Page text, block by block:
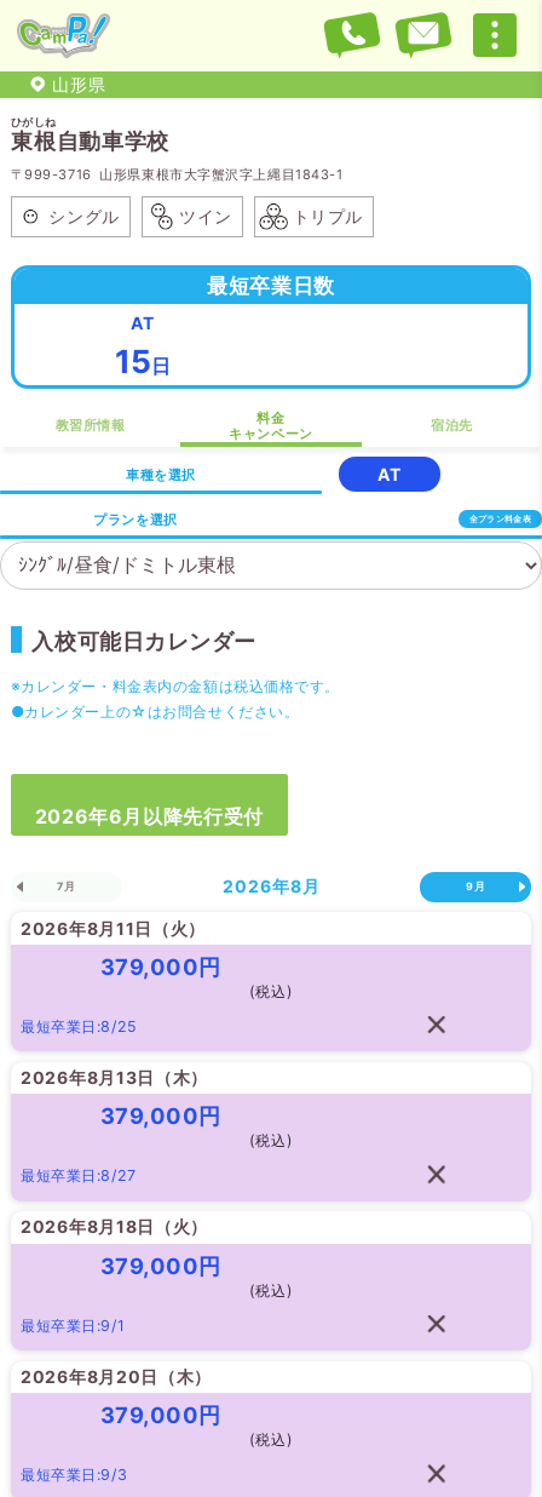
山形県
東根
ひがしね
自動車学校
〒999-3716 山形県東根市大字蟹沢字上縄目1843-1
シングル ツイン トリプル
最短卒業日数
AT
15 日
教習所情報
料金
キャンペーン
宿泊先
車種を選択 AT
プランを選択 全プラン料金表
入校可能日カレンダー
※カレンダー・料金表内の金額は税込価格です。
●カレンダー上の☆はお問合せください。
2026年6月以降先行受付
7月 2026年8月 9月
2026年8月11日（火）
379,000円
(税込)
最短卒業日:8/25
2026年8月13日（木）
379,000円
(税込)
最短卒業日:8/27
2026年8月18日（火）
379,000円
(税込)
最短卒業日:9/1
2026年8月20日（木）
379,000円
(税込)
最短卒業日:9/3